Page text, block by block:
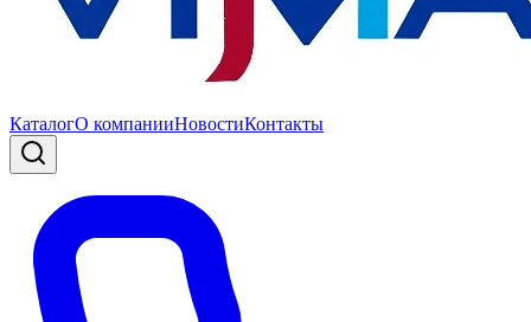
КаталогО компанииНовостиКонтакты